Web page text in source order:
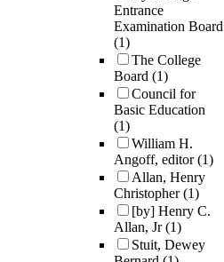
Entrance
Examination Board
(1)
The College
Board (1)
Council for
Basic Education
(1)
William H.
Angoff, editor(1)
Allan, Henry
Christopher(1)
[by] Henry C.
Allan, Jr(1)
Stuit, Dewey